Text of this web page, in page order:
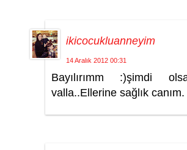
ikicocukluanneyim
14 Aralık 2012 00:31
Bayılırımm :)şimdi
valla..Ellerine sağlık canım.